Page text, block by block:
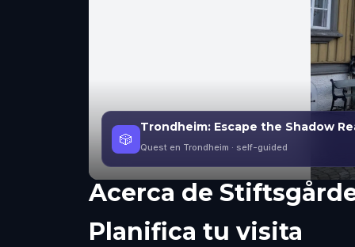
🎲
Trondheim: Escape the Shadow
Quest en Trondheim · self-guided
Acerca de
Planifica tu visita